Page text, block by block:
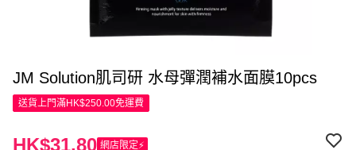
JM Solution肌司研 水母彈潤補水面膜10pcs
送貨上門滿HK$250.00免運費
HK$31.80 網店限定⚡